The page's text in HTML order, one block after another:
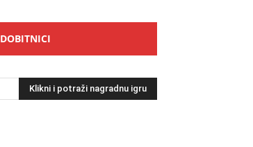
DOBITNICI
Klikni i potraži nagradnu igru